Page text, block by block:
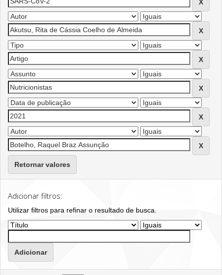
Retornar valores
Adicionar filtros:
Utilizar filtros para refinar o resultado de busca.